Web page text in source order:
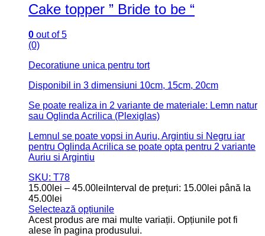
Cake topper ” Bride to be “
0 out of 5
(0)
Decoratiune unica pentru tort
Disponibil in 3 dimensiuni 10cm, 15cm, 20cm
Se poate realiza in 2 variante de materiale: Lemn natur
sau Oglinda Acrilica (Plexiglas)
Lemnul se poate vopsi in Auriu, Argintiu si Negru iar
pentru Oglinda Acrilica se poate opta pentru 2 variante
Auriu si Argintiu
SKU: T78
15.00 lei – 45.00 lei Interval de prețuri: 15.00lei până la
45.00lei
Selectează opțiunile
Acest produs are mai multe variații. Opțiunile pot fi
alese în pagina produsului.